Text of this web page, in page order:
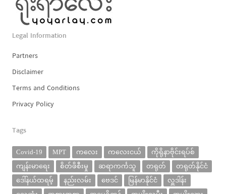
Legal Information
Partners
Disclaimer
Terms and Conditions
Privacy Policy
Tags
Covid-19 MPT ကလေး ကလေးငယ်
ကိုရိုနာဗိုင်းရပ်စ်
ကျန်းမာရေး
စိတ်ဖိစီးမှု ဆရာကင်္ကသူ တရုတ်
တရုတ်နိုင်ငံ
ဒေါ်နယ်ထရမ့်
နည်းလမ်း ဗေဒင် မြန်မာနိုင်ငံ
လှူဒါန်း